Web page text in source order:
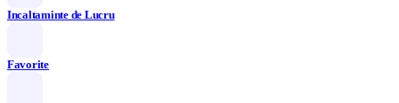
Incaltaminte de Lucru
Favorite